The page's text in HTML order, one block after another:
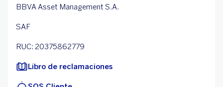
BBVA Asset Management S.A.
SAF
RUC: 20375862779
Libro de reclamaciones